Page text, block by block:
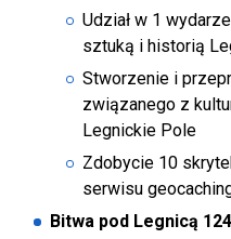
Udział w 1
sztuką i historią
Stworzenie i
związanego z
Legnickie Pole
Zdobycie 10
serwisu
Bitwa pod Legnicą